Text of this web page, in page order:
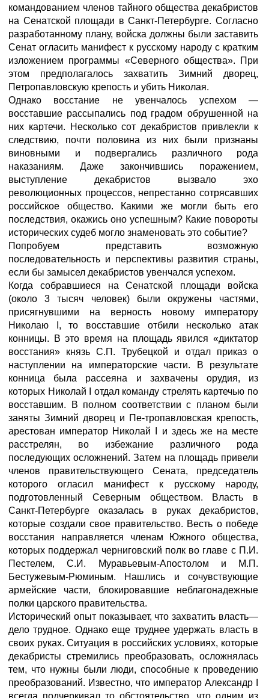
командованием членов тайного общества декабристов
на Сенатской площади в Санкт-Петербурге. Согласно
разработанному плану, войска должны были заставить
Сенат огласить манифест к русскому народу с кратким
изложением программы «Северного общества». При
этом предполагалось захватить Зимний дворец,
Петропавловскую крепость и убить Николая.
Однако восстание не увенчалось успехом —
восставшие рассыпались под градом обрушенной на
них картечи. Несколько сот декабристов привлекли к
следствию, почти половина из них были признаны
виновными и подвергались различного рода
наказаниям. Даже закончившись поражением,
выступление декабристов вызвало эхо
революционных процессов, непрестанно сотрясавших
российское общество. Какими же могли быть его
последствия, окажись оно успешным? Какие повороты
исторических судеб могло знаменовать это событие?
Попробуем представить возможную
последовательность и перспективы развития страны,
если бы замысел декабристов увенчался успехом.
Когда собравшиеся на Сенатской площади войска
(около 3 тысяч человек) были окружены частями,
присягнувшими на верность новому императору
Николаю I, то восставшие отбили несколько атак
конницы. В это время на площадь явился «диктатор
восстания» князь С.П. Трубецкой и отдал приказ о
наступлении на императорские части. В результате
конница была рассеяна и захвачены орудия, из
которых Николай I отдал команду стрелять картечью по
восставшим. В полном соответствии с планом были
заняты Зимний дворец и Пе-тропавловская крепость,
арестован император Николай I и здесь же на месте
расстрелян, во избежание различного рода
последующих осложнений. Затем на площадь привели
членов правительствующего Сената, председатель
которого огласил манифест к русскому народу,
подготовленный Северным обществом. Власть в
Санкт-Петербурге оказалась в руках декабристов,
которые создали свое правительство. Весть о победе
восстания направляется членам Южного общества,
которых поддержал черниговский полк во главе с П.И.
Пестелем, С.И. Муравьевым-Апостолом и М.П.
Бестужевым-Рюминым. Нашлись и сочувствующие
армейские части, блокировавшие неблагонадежные
полки царского правительства.
Исторический опыт показывает, что захватить власть—
дело трудное. Однако еще труднее удержать власть в
своих руках. Ситуация в российских условиях, которые
декабристы стремились преобразовать, осложнялась
тем, что нужны были люди, способные к проведению
преобразований. Известно, что император Александр I
всегда подчеркивал то обстоятельство, что одним из